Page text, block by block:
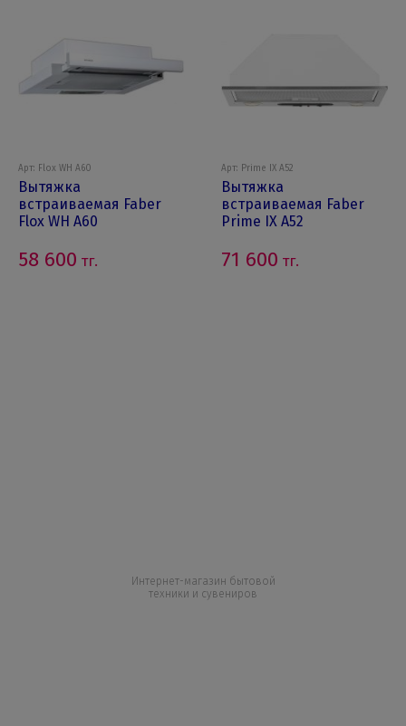
Арт: Flox WH A60
Вытяжка
встраиваемая Faber
Flox WH A60
58 600 тг.
Арт: Prime IX A52
Вытяжка
встраиваемая Faber
Prime IX A52
71 600 тг.
Интернет-магазин бытовой
техники и сувениров